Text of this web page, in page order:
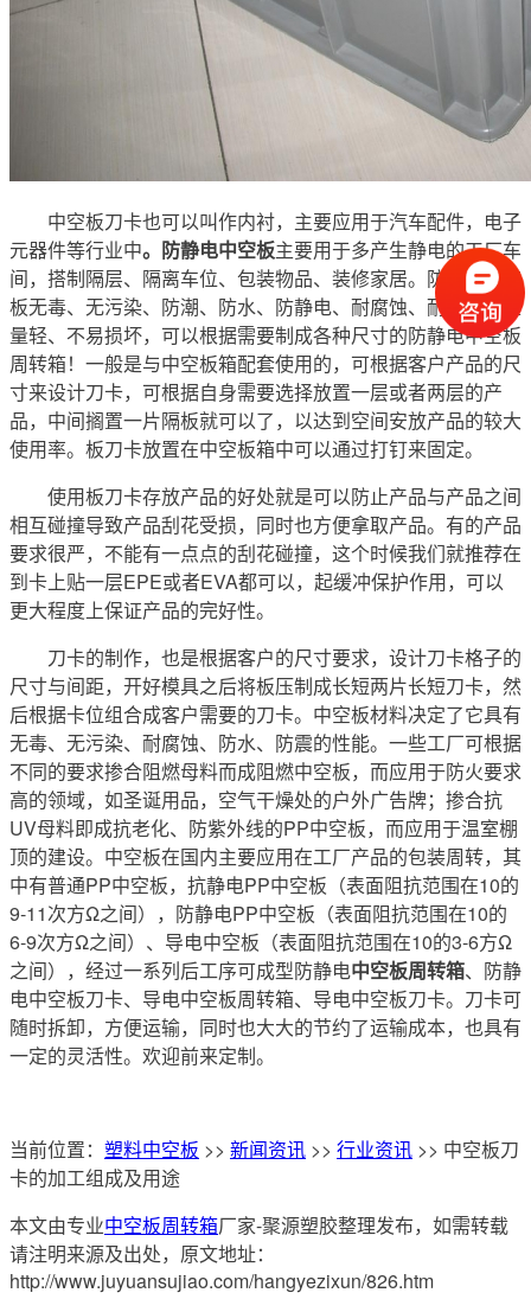
中空板刀卡也可以叫作内衬，主要应用于汽车配件，电子
元器件等行业中。防静电中空板主要用于多产生静电的工厂车
间，搭制隔层、隔离车位、包装物品、装修家居。防静电中空
板无毒、无污染、防潮、防水、防静电、耐腐蚀、耐冲击、重
量轻、不易损坏，可以根据需要制成各种尺寸的防静电中空板
周转箱！一般是与中空板箱配套使用的，可根据客户产品的尺
寸来设计刀卡，可根据自身需要选择放置一层或者两层的产
品，中间搁置一片隔板就可以了，以达到空间安放产品的较大
使用率。板刀卡放置在中空板箱中可以通过打钉来固定。
使用板刀卡存放产品的好处就是可以防止产品与产品之间
相互碰撞导致产品刮花受损，同时也方便拿取产品。有的产品
要求很严，不能有一点点的刮花碰撞，这个时候我们就推荐在
到卡上贴一层EPE或者EVA都可以，起缓冲保护作用，可以
更大程度上保证产品的完好性。
刀卡的制作，也是根据客户的尺寸要求，设计刀卡格子的
尺寸与间距，开好模具之后将板压制成长短两片长短刀卡，然
后根据卡位组合成客户需要的刀卡。中空板材料决定了它具有
无毒、无污染、耐腐蚀、防水、防震的性能。一些工厂可根据
不同的要求掺合阻燃母料而成阻燃中空板，而应用于防火要求
高的领域，如圣诞用品，空气干燥处的户外广告牌；掺合抗
UV母料即成抗老化、防紫外线的PP中空板，而应用于温室棚
顶的建设。中空板在国内主要应用在工厂产品的包装周转，其
中有普通PP中空板，抗静电PP中空板（表面阻抗范围在10的
9-11次方Ω之间），防静电PP中空板（表面阻抗范围在10的
6-9次方Ω之间）、导电中空板（表面阻抗范围在10的3-6方Ω
之间），经过一系列后工序可成型防静电中空板周转箱、防静
电中空板刀卡、导电中空板周转箱、导电中空板刀卡。刀卡可
随时拆卸，方便运输，同时也大大的节约了运输成本，也具有
一定的灵活性。欢迎前来定制。
当前位置： 塑料中空板 >> 新闻资讯 >> 行业资讯 >> 中空板刀
卡的加工组成及用途
本文由专业中空板周转箱厂家-聚源塑胶整理发布，如需转载
请注明来源及出处，原文地址：
http://www.juyuansujiao.com/hangyezixun/826.htm